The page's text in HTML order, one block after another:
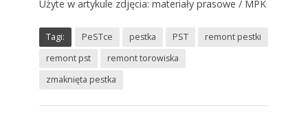
Użyte w artykule zdjęcia: materiały prasowe / MPK
Tagi: PeSTce pestka PST
remont pestki
remont pst
remont torowiska
zmaknięta pestka